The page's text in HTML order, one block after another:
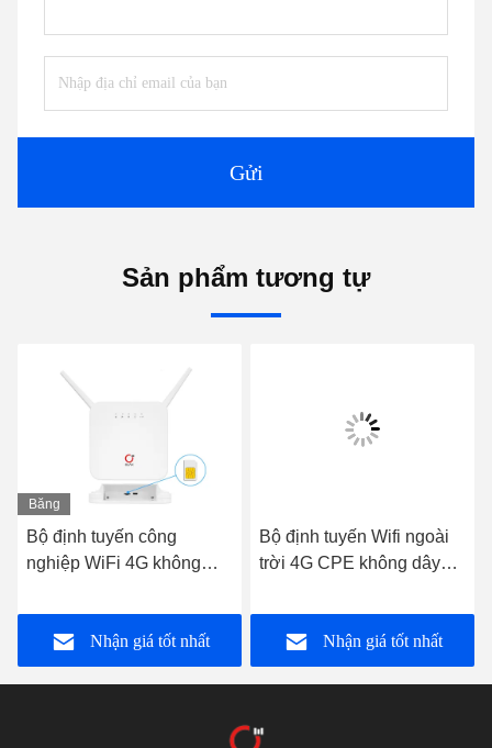
Gửi
Sản phẩm tương tự
Băng
hình
Bộ định tuyến công
nghiệp WiFi 4G không
dành cho người bán lại
OLAX AX6 PRO
Nhận giá tốt nhất
Bộ định tuyến Wifi ngoài
trời 4G CPE không dây
nước IP66
Nhận giá tốt nhất